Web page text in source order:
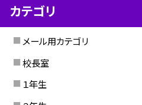
カテゴリ
メール用カテゴリ
校長室
１年生